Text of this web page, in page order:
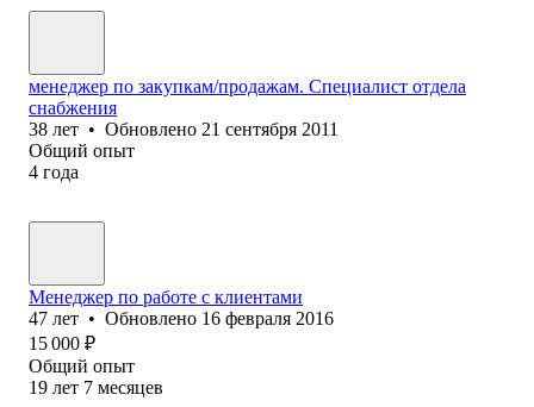
менеджер по закупкам/продажам. Специалист отдела
снабжения
38 лет • Обновлено 21 сентября 2011
Общий опыт
4 года
Менеджер по работе с клиентами
47 лет • Обновлено 16 февраля 2016
15 000 ₽
Общий опыт
19 лет 7 месяцев